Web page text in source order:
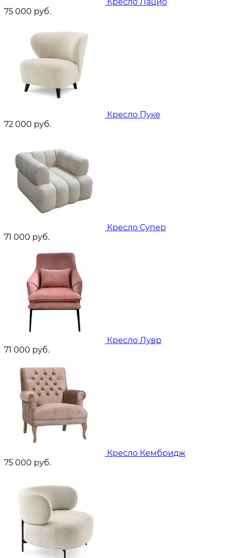
Кресло Лацио
75 000 руб.
Кресло Пуке
72 000 руб.
Кресло Супер
71 000 руб.
Кресло Лувр
71 000 руб.
Кресло Кембридж
75 000 руб.